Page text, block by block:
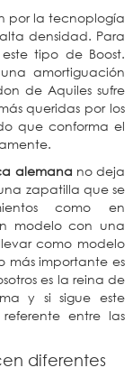
por la tecnoplogía
densidad. Para
tipo de Boost.
amortiguación
de Aquiles sufre
queridas por los
que conforma el
alemana no deja
zapatilla que se
como en
modelo con una
como modelo
más importante es
es la reina de
y si sigue este
entre las
diferentes